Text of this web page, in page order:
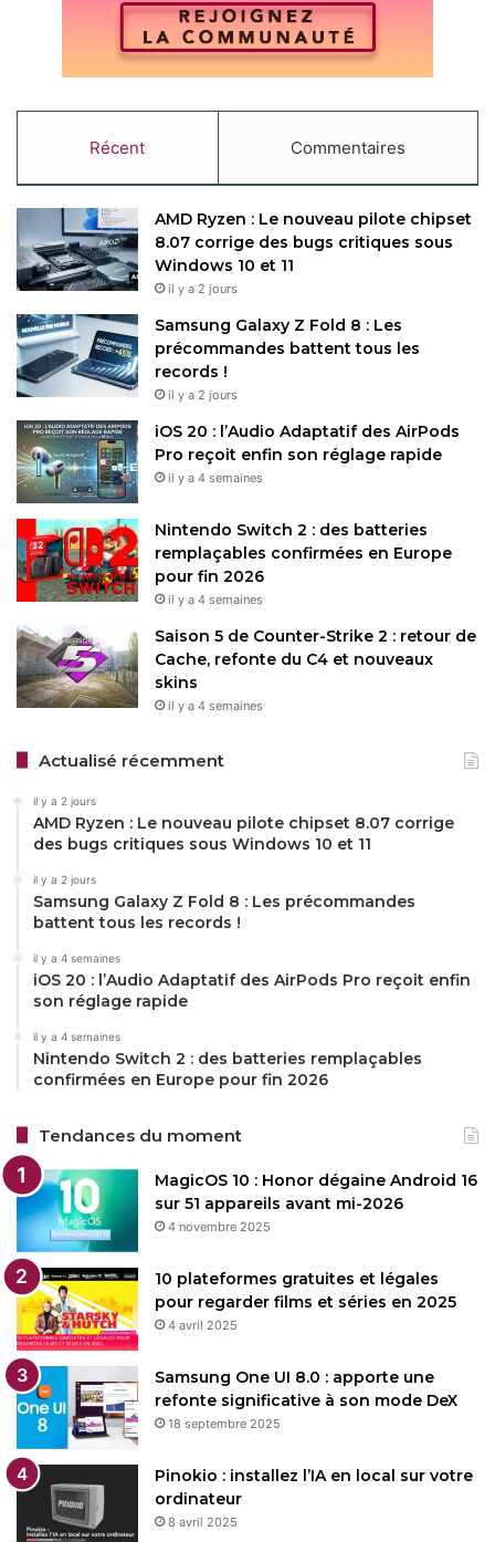
Processeur Qualcomm
Copy URL
Récent Commentaires
AMD Ryzen : Le nouveau pilote chipset
8.07 corrige des bugs critiques sous
Windows 10 et 11
il y a 2 jours
Samsung Galaxy Z Fold 8 : Les
précommandes battent tous les
records !
il y a 2 jours
iOS 20 : l’Audio Adaptatif des AirPods
Pro reçoit enfin son réglage rapide
il y a 4 semaines
Nintendo Switch 2 : des batteries
remplaçables confirmées en Europe
pour fin 2026
il y a 4 semaines
Saison 5 de Counter-Strike 2 : retour de
Cache, refonte du C4 et nouveaux
skins
il y a 4 semaines
Actualisé récemment
il y a 2 jours
AMD Ryzen : Le nouveau pilote chipset 8.07 corrige
des bugs critiques sous Windows 10 et 11
il y a 2 jours
Samsung Galaxy Z Fold 8 : Les précommandes
battent tous les records !
il y a 4 semaines
iOS 20 : l’Audio Adaptatif des AirPods Pro reçoit enfin
son réglage rapide
il y a 4 semaines
Nintendo Switch 2 : des batteries remplaçables
confirmées en Europe pour fin 2026
Tendances du moment
MagicOS 10 : Honor dégaine Android 16
sur 51 appareils avant mi-2026
4 novembre 2025
10 plateformes gratuites et légales
pour regarder films et séries en 2025
4 avril 2025
Samsung One UI 8.0 : apporte une
refonte significative à son mode DeX
18 septembre 2025
Pinokio : installez l’IA en local sur votre
ordinateur
8 avril 2025